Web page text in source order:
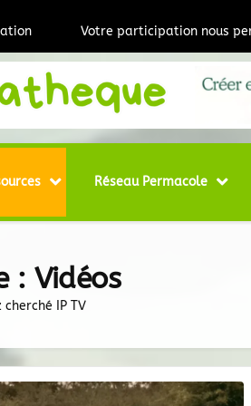
Votre participation nous
Réseau Permacole
: Vidéos
cherché IP TV